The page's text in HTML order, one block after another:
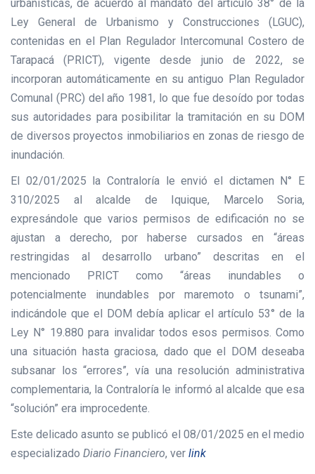
urbanísticas, de acuerdo al mandato del artículo 38° de la
Ley General de Urbanismo y Construcciones (LGUC),
contenidas en el Plan Regulador Intercomunal Costero de
Tarapacá (PRICT), vigente desde junio de 2022, se
incorporan automáticamente en su antiguo Plan Regulador
Comunal (PRC) del año 1981, lo que fue desoído por todas
sus autoridades para posibilitar la tramitación en su DOM
de diversos proyectos inmobiliarios en zonas de riesgo de
inundación.
El 02/01/2025 la Contraloría le envió el dictamen N° E
310/2025 al alcalde de Iquique, Marcelo Soria,
expresándole que varios permisos de edificación no se
ajustan a derecho, por haberse cursados en “áreas
restringidas al desarrollo urbano” descritas en el
mencionado PRICT como “áreas inundables o
potencialmente inundables por maremoto o tsunami”,
indicándole que el DOM debía aplicar el artículo 53° de la
Ley N° 19.880 para invalidar todos esos permisos. Como
una situación hasta graciosa, dado que el DOM deseaba
subsanar los “errores”, vía una resolución administrativa
complementaria, la Contraloría le informó al alcalde que esa
“solución” era improcedente.
Este delicado asunto se publicó el 08/01/2025 en el medio
especializado Diario Financiero, ver link